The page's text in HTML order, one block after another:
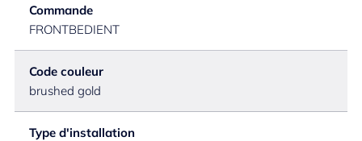
Commande
FRONTBEDIENT
Code couleur
brushed gold
Type d'installation